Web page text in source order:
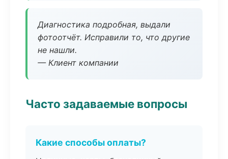
Диагностика подробная, выдали
фотоотчёт. Исправили то, что другие
не нашли.
— Клиент компании
Часто задаваемые вопросы
Какие способы оплаты?